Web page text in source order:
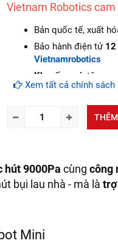
Vietnam Robotics cam
Bản quốc tế, xuất
Bảo hành điện tử12
Vietnamrobotics
Khuyến mại : tặng
chính hãng
Cam kết hàngmới
Lắp đặt, HDSD tại
đảm bảo dịch vụ
miễn phí, cung cấp
thế chính hàng
Giao hàng
Xem tất cả chính sách
hút 9000Pa cùngcông
bụi lau nhà - mà là
Mini